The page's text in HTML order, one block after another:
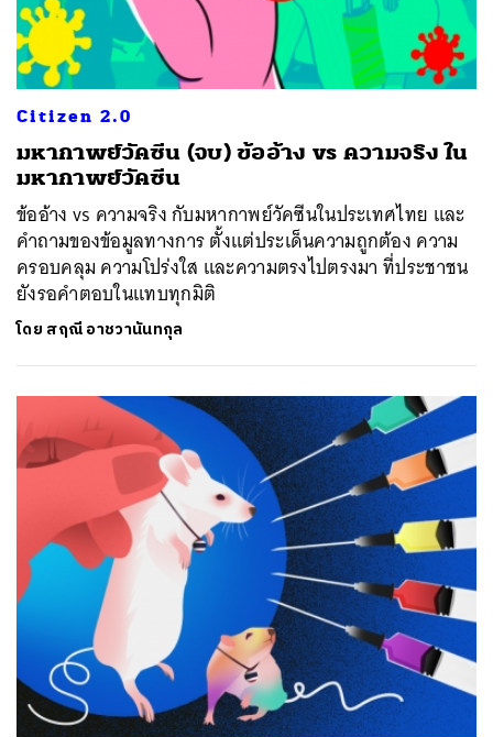
Citizen 2.0
มหากาพย์วัคซีน (จบ) ข้ออ้าง vs ความจริง ใน
มหากาพย์วัคซีน
ข้ออ้าง vs ความจริง กับมหากาพย์วัคซีนในประเทศไทย และ
คำถามของข้อมูลทางการ ตั้งแต่ประเด็นความถูกต้อง ความ
ครอบคลุม ความโปร่งใส และความตรงไปตรงมา ที่ประชาชน
ยังรอคำตอบในแทบทุกมิติ
โดย สฤณี อาชวานันทกุล